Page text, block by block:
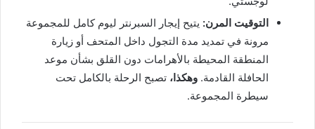
التوقيت المرن: يتيح إيجار السبرنتر ليوم كامل للمجموعة
مرونة في تمديد مدة التجول داخل المتحف أو زيارة
المنطقة المحيطة بالأهرامات دون القلق بشأن موعد
الحافلة القادمة. وهكذا، تصبح الرحلة بالكامل تحت
سيطرة المجموعة.